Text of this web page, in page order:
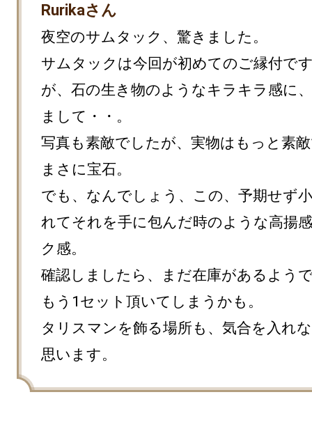
Rurikaさん
夜空のサムタック、驚きました。
サムタックは今回が初めてのご縁付で
が、石の生き物のようなキラキラ感に
まして・・。
写真も素敵でしたが、実物はもっと素
まさに宝石。
でも、なんでしょう、この、予期せず
れてそれを手に包んだ時のような高揚
ク感。
確認しましたら、まだ在庫があるよう
もう1セット頂いてしまうかも。
タリスマンを飾る場所も、気合を入れ
思います。